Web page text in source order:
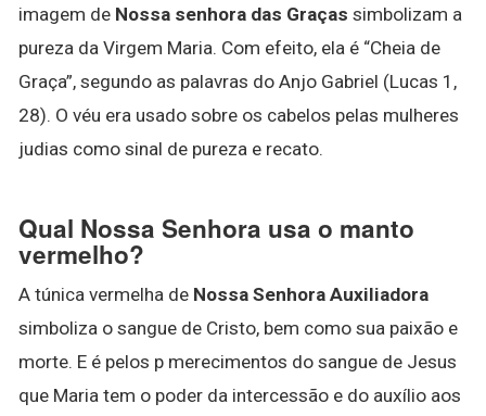
imagem de Nossa senhora das Graças simbolizam a
pureza da Virgem Maria. Com efeito, ela é “Cheia de
Graça”, segundo as palavras do Anjo Gabriel (Lucas 1,
28). O véu era usado sobre os cabelos pelas mulheres
judias como sinal de pureza e recato.
Qual Nossa Senhora usa o manto
vermelho?
A túnica vermelha de Nossa Senhora Auxiliadora
simboliza o sangue de Cristo, bem como sua paixão e
morte. E é pelos p merecimentos do sangue de Jesus
que Maria tem o poder da intercessão e do auxílio aos